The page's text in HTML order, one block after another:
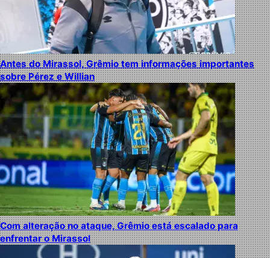
Antes do Mirassol, Grêmio tem informações importantes
sobre Pérez e Willian
Com alteração no ataque, Grêmio está escalado para
enfrentar o Mirassol